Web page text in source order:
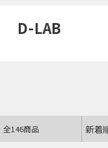
D-LAB
全146商品